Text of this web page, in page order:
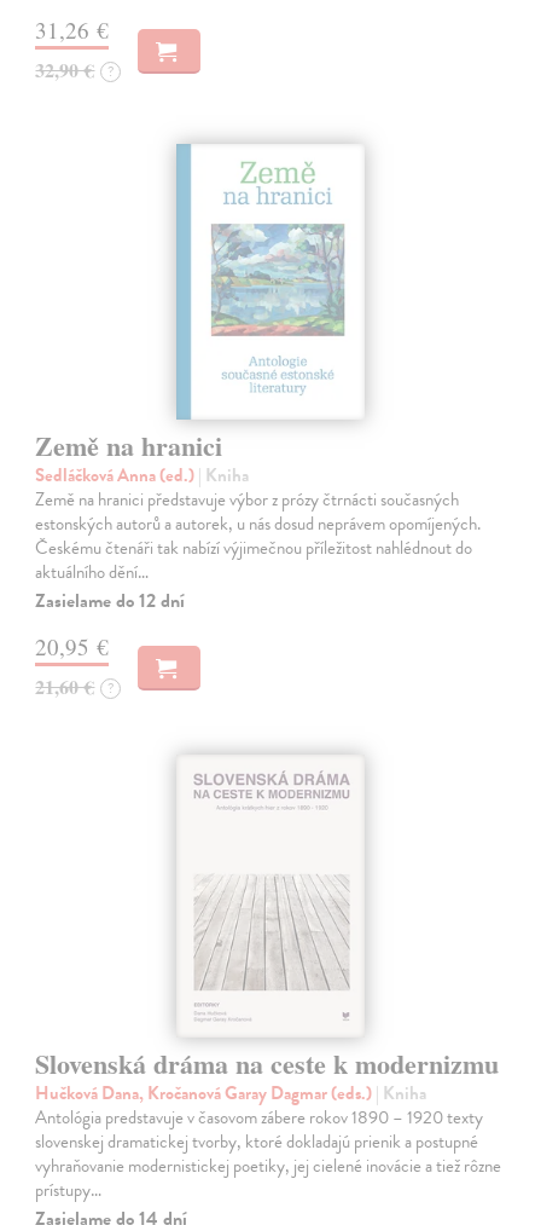
31,26 €
32,90 € ?
Země na hranici
Sedláčková Anna (ed.)| Kniha
Země na hranici představuje výbor z prózy čtrnácti současných
estonských autorů a autorek, u nás dosud neprávem opomíjených.
Českému čtenáři tak nabízí výjimečnou příležitost nahlédnout do
aktuálního dění…
Zasielame do 12 dní
20,95 €
21,60 € ?
Slovenská dráma na ceste k modernizmu
Hučková Dana, Kročanová Garay Dagmar (eds.)| Kniha
Antológia predstavuje v časovom zábere rokov 1890 – 1920 texty
slovenskej dramatickej tvorby, ktoré dokladajú prienik a postupné
vyhraňovanie modernistickej poetiky, jej cielené inovácie a tiež rôzne
prístupy…
Zasielame do 14 dní